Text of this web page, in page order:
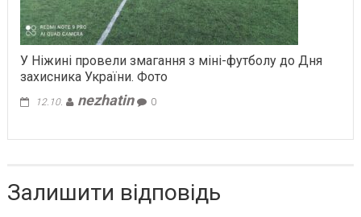
У Ніжині провели змагання з міні-футболу до Дня
захисника України. Фото
12.10. nezhatin 0
Залишити відповідь